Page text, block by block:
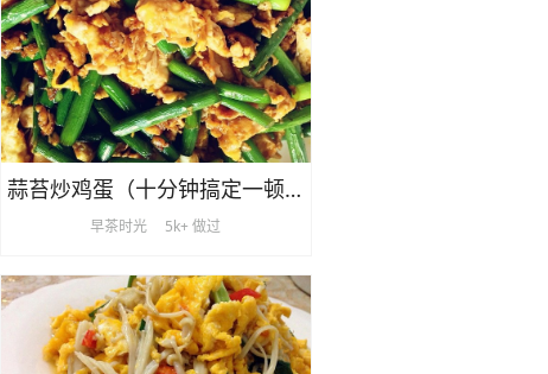
蒜苔炒鸡蛋（十分钟搞定一顿饭）
早茶时光 5k+ 做过